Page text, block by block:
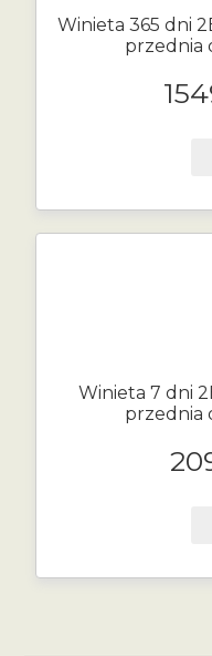
Winieta 365 dni
przednia
Winieta 7 dni
przednia